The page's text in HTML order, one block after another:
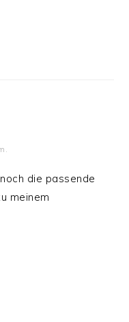
die passende
meinem